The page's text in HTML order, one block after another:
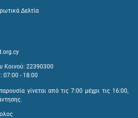
Δελτία
Κοινού: 22390300
07:00 - 18:00
γίνεται από τις 7:00 μέχρι τις 16:00,